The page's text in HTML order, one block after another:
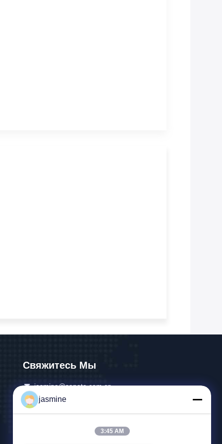
Свяжитесь Мы
jasmine@sapota.com.cn
86-156-18956185
район Цинь Ань, Шанхай, Китай
jasmine
3:45 AM